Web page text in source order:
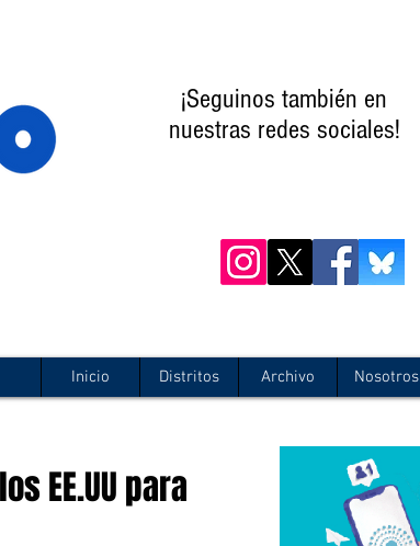
¡Seguinos también en
nuestras redes sociales!
Inicio Distritos Archivo Nosotros
EE.UU para